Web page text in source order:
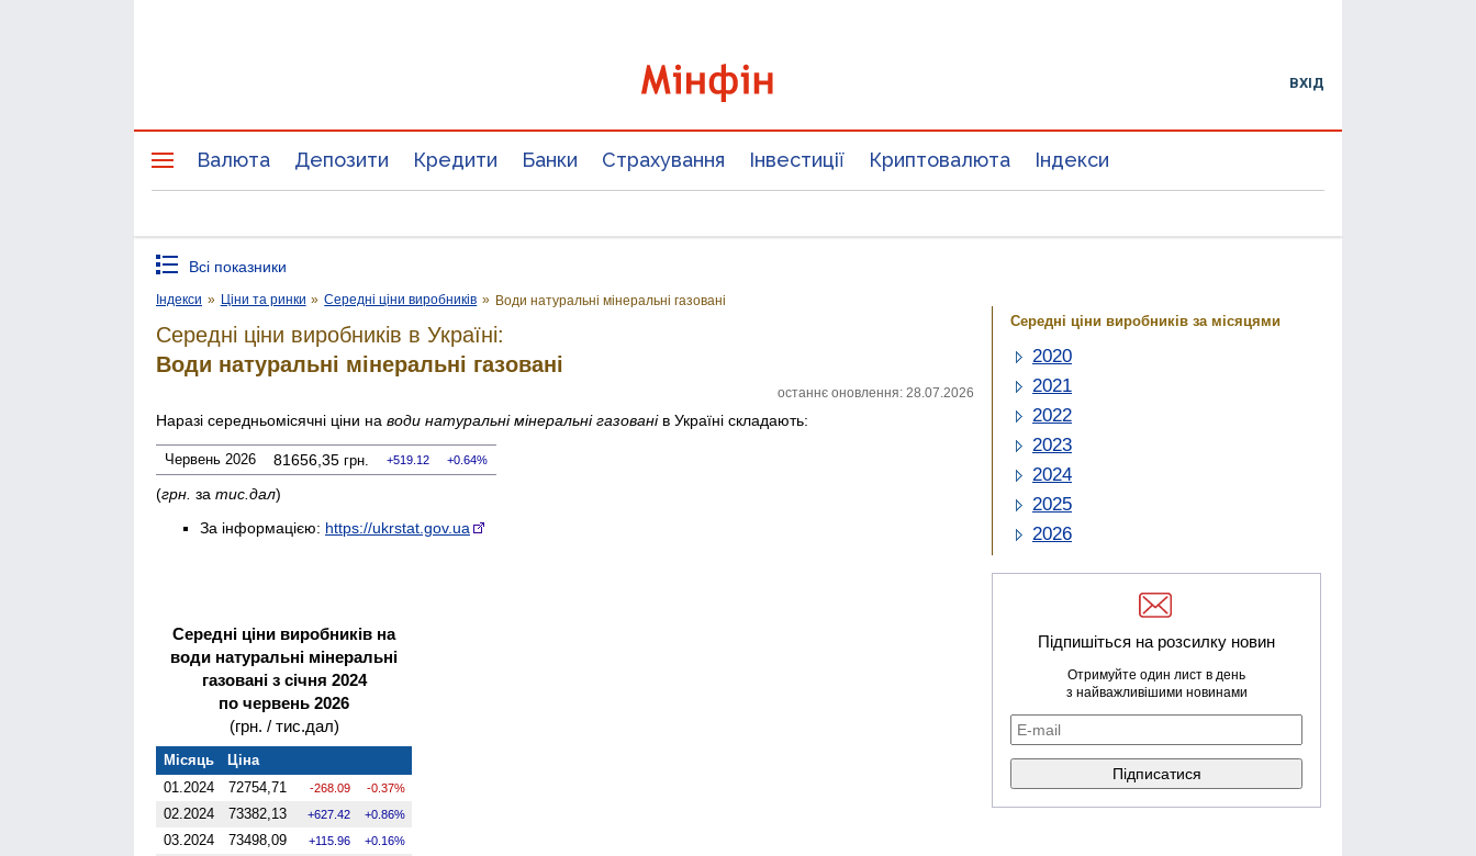
ВХІД
Валюта Депозити Кредити Банки Страхування Інвестиції Криптовалюта Індекси
Всі показники
Індекси » Ціни та ринки » Середні ціни виробників » Води натуральні мінеральні газовані
Середні ціни виробників в Україні:
Води натуральні мінеральні газовані
останнє оновлення: 28.07.2026
Наразі середньомісячні ціни на води натуральні мінеральні газованів Україні складають:
Червень 2026 81656,35 грн. 519.12 0.64%
(грн. за тис.дал)
За інформацією: https://ukrstat.gov.ua
Середні ціни виробників на
води натуральні мінеральні
газовані з січня 2024
по червень 2026
(грн. / тис.дал)
Місяць
Ціна
01.2024
72754,71 -268.09 -0.37%
02.2024 73382,13 627.42 0.86%
03.2024 73498,09 115.96 0.16%
Середні ціни виробників за місяцями
2020
2021
2022
2023
2024
2025
2026
Підпишіться на розсилку новин
Отримуйте один лист в день
з найважливішими новинами